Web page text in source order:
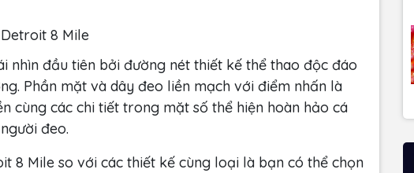
8 Mile
nhìn đầu tiên bởi đường nét thiết kế thể thao độc đáo
Phần mặt và dây đeo liền mạch với điểm nhấn là
cùng các chi tiết trong mặt số thể hiện hoàn hảo cá
đeo.
8 Mile so với các thiết kế cùng loại là bạn có thể chọn